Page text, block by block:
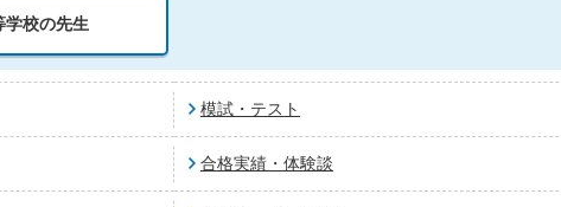
学校の先生
模試・テスト
合格実績・体験談